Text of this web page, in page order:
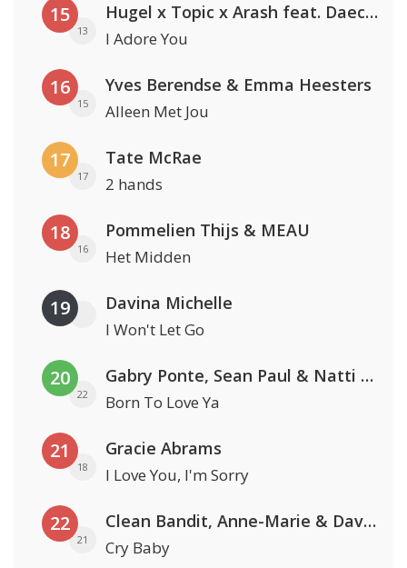
15
13
Hugel x Topic x Arash feat. Daecolm
I Adore You
16
15
Yves Berendse & Emma Heesters
Alleen Met Jou
17
17
Tate McRae
2 hands
18
16
Pommelien Thijs & MEAU
Het Midden
19 Davina Michelle
I Won't Let Go
20
22
Gabry Ponte, Sean Paul & Natti Natasha
Born To Love Ya
21
18
Gracie Abrams
I Love You, I'm Sorry
22
21
Clean Bandit, Anne-Marie & David Guetta
Cry Baby